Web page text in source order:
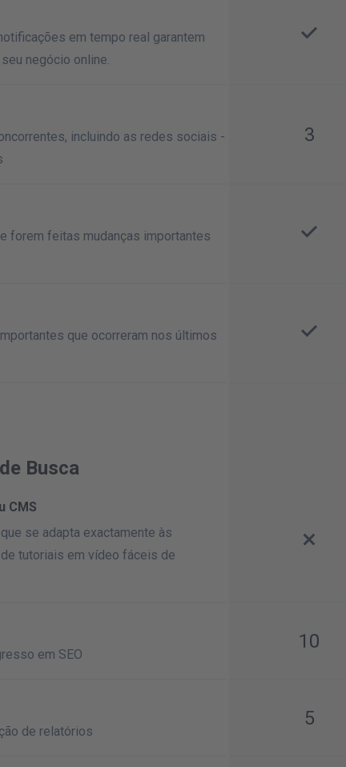
em tempo real garantem
negócio online.
incluindo as redes sociais -
3
forem feitas mudanças importantes
que ocorreram nos últimos
Busca
CMS
se adapta exactamente às
tutoriais em vídeo fáceis de
em SEO
10
de relatórios
5